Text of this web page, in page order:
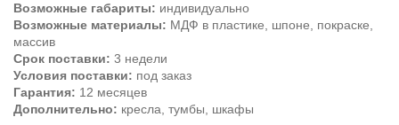
Возможные габариты: индивидуально
Возможные материалы: МДФ в пластике, шпоне, покраске,
массив
Срок поставки: 3 недели
Условия поставки: под заказ
Гарантия: 12 месяцев
Дополнительно: кресла, тумбы, шкафы